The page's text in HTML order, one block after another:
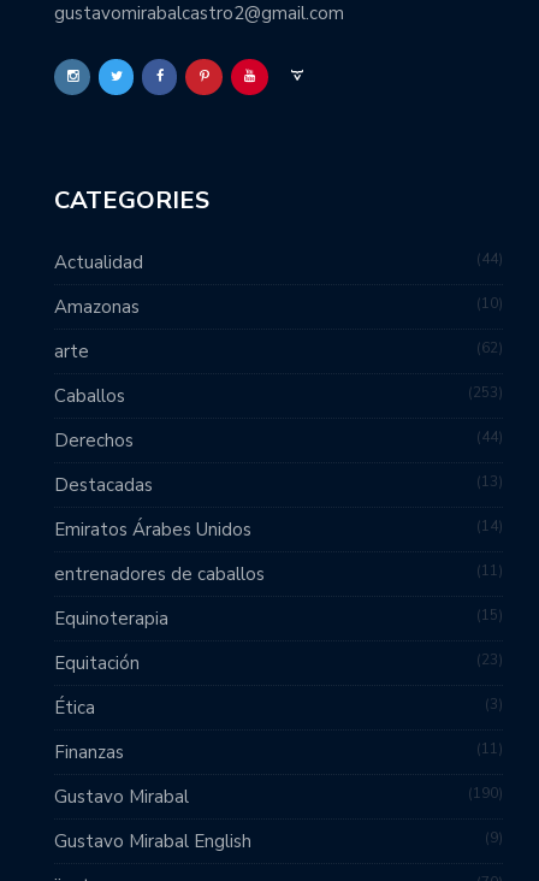
gustavomirabalcastro2@gmail.com
CATEGORIES
Actualidad 44
Amazonas 10
arte 62
Caballos 253
Derechos 44
Destacadas 13
Emiratos Árabes Unidos 14
entrenadores de caballos 11
Equinoterapia 15
Equitación 23
Ética 3
Finanzas 11
Gustavo Mirabal 190
Gustavo Mirabal English 9